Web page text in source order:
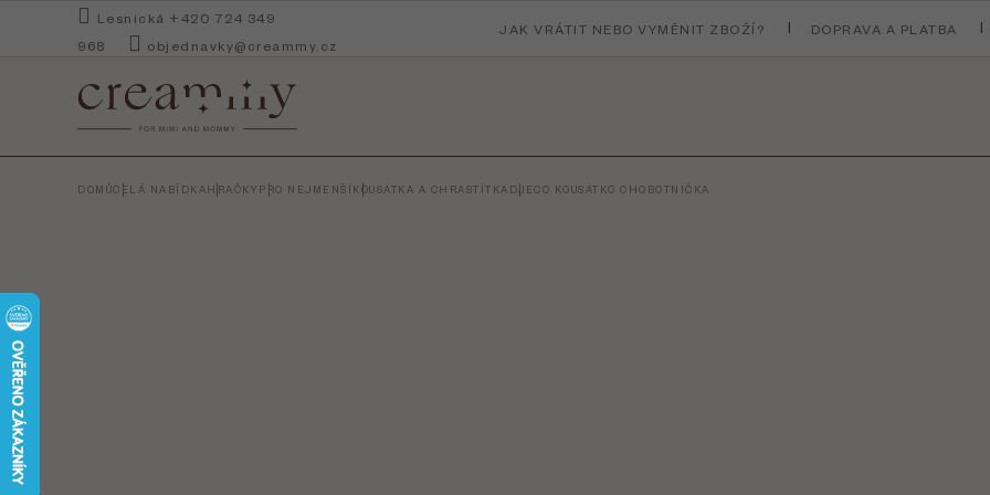
Lesnická +420 724 349
968
objednavky@creammy.cz
JAK VRÁTIT NEBO VYMĚNIT ZBOŽÍ? DOPRAVA A PLATBA
DOMŮCELÁ NABÍDKAHRAČKY PRO NEJMENŠÍ KOUSÁTKA A CHRASTÍTKA DJECO KOUSÁTKO CHOBOTNIČKA